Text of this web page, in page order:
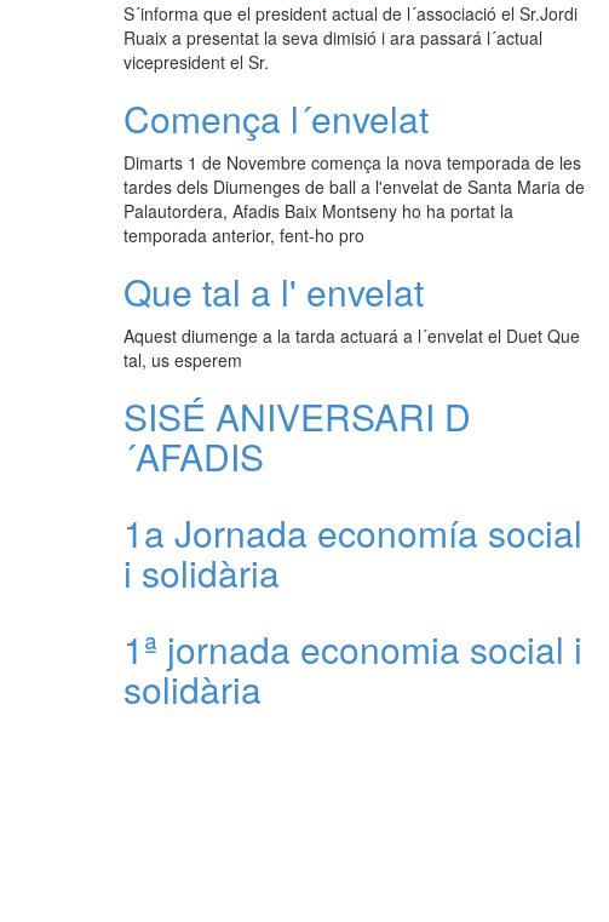
S´informa que el president actual de l´associació el Sr.Jordi
Ruaix a presentat la seva dimisió i ara passará l´actual
vicepresident el Sr.
Comença l´envelat
Dimarts 1 de Novembre comença la nova temporada de les
tardes dels Diumenges de ball a l'envelat de Santa Maria de
Palautordera, Afadis Baix Montseny ho ha portat la
temporada anterior, fent-ho pro
Que tal a l' envelat
Aquest diumenge a la tarda actuará a l´envelat el Duet Que
tal, us esperem
SISÉ ANIVERSARI D
´AFADIS
1a Jornada economía social
i solidària
1ª jornada economia social i
solidària